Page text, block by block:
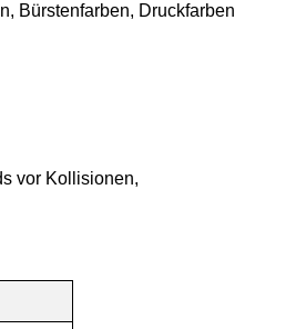
Bürstenfarben, Druckfarben
vor Kollisionen,